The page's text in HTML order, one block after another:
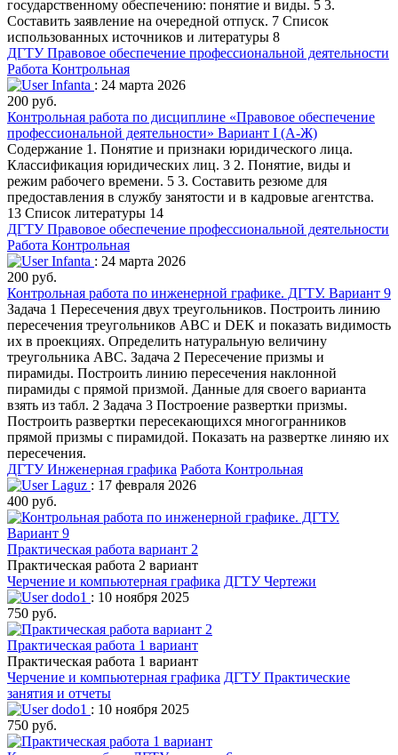
государственному обеспечению: понятие и виды. 5 3.
Составить заявление на очередной отпуск. 7 Список
использованных источников и литературы 8
ДГТУПравовое обеспечение профессиональной деятельности
Работа Контрольная
Infanta : 24 марта 2026
200 руб.
Контрольная работа по дисциплине «Правовое обеспечение
профессиональной деятельности» Вариант I (А-Ж)
Содержание 1. Понятие и признаки юридического лица.
Классификация юридических лиц. 3 2. Понятие, виды и
режим рабочего времени. 5 3. Составить резюме для
предоставления в службу занятости и в кадровые агентства.
13 Список литературы 14
ДГТУПравовое обеспечение профессиональной деятельности
Работа Контрольная
Infanta : 24 марта 2026
200 руб.
Контрольная работа по инженерной графике. ДГТУ. Вариант 9
Задача 1 Пересечения двух треугольников. Построить линию
пересечения треугольников АВС и DEK и показать видимость
их в проекциях. Определить натуральную величину
треугольника АВС. Задача 2 Пересечение призмы и
пирамиды. Построить линию пересечения наклонной
пирамиды с прямой призмой. Данные для своего варианта
взять из табл. 2 Задача 3 Построение развертки призмы.
Построить развертки пересекающихся многогранников
прямой призмы с пирамидой. Показать на развертке линяю их
пересечения.
ДГТУИнженерная графика Работа Контрольная
Laguz : 17 февраля 2026
400 руб.
Практическая работа вариант 2
Практическая работа 2 вариант
Черчение и компьютерная графика ДГТУЧертежи
dodo1 : 10 ноября 2025
750 руб.
Практическая работа 1 вариант
Практическая работа 1 вариант
Черчение и компьютерная графика ДГТУПрактические
занятия и отчеты
dodo1 : 10 ноября 2025
750 руб.